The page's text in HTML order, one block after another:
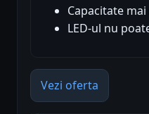
Capacitate
LED-ul nu
Vezi oferta